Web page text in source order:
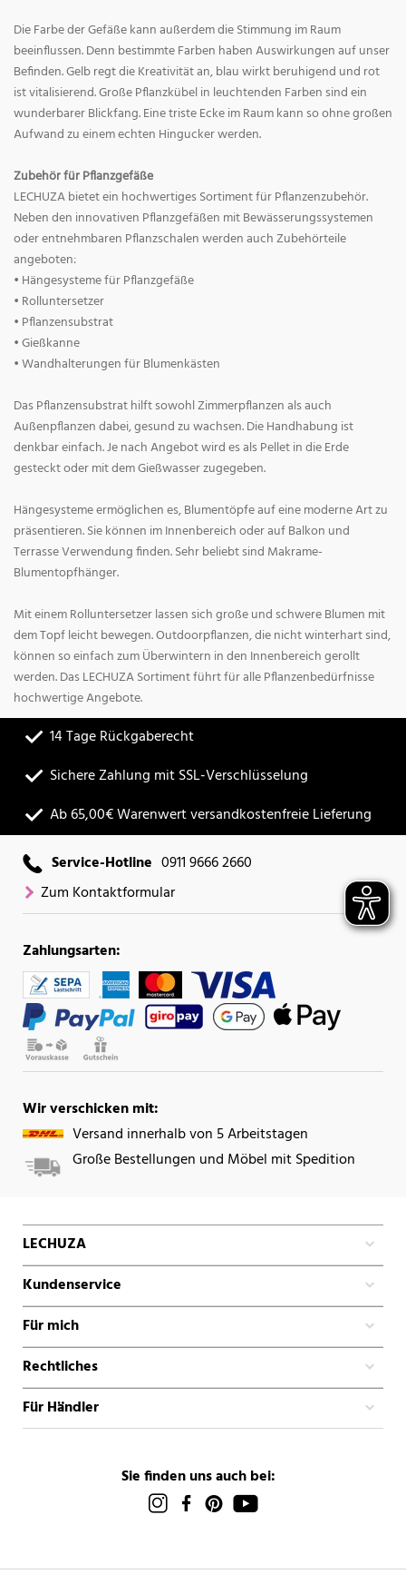
Die Farbe der Gefäße kann außerdem die Stimmung im Raum
beeinflussen. Denn bestimmte Farben haben Auswirkungen auf unser
Befinden. Gelb regt die Kreativität an, blau wirkt beruhigend und rot
ist vitalisierend. Große Pflanzkübel in leuchtenden Farben sind ein
wunderbarer Blickfang. Eine triste Ecke im Raum kann so ohne großen
Aufwand zu einem echten Hingucker werden.
Zubehör für Pflanzgefäße
LECHUZA bietet ein hochwertiges Sortiment für Pflanzenzubehör.
Neben den innovativen Pflanzgefäßen mit Bewässerungssystemen
oder entnehmbaren Pflanzschalen werden auch Zubehörteile
angeboten:
• Hängesysteme für Pflanzgefäße
• Rolluntersetzer
• Pflanzensubstrat
• Gießkanne
• Wandhalterungen für Blumenkästen
Das Pflanzensubstrat hilft sowohl Zimmerpflanzen als auch
Außenpflanzen dabei, gesund zu wachsen. Die Handhabung ist
denkbar einfach. Je nach Angebot wird es als Pellet in die Erde
gesteckt oder mit dem Gießwasser zugegeben.
Hängesysteme ermöglichen es, Blumentöpfe auf eine moderne Art zu
präsentieren. Sie können im Innenbereich oder auf Balkon und
Terrasse Verwendung finden. Sehr beliebt sind Makrame-
Blumentopfhänger.
Mit einem Rolluntersetzer lassen sich große und schwere Blumen mit
dem Topf leicht bewegen. Outdoorpflanzen, die nicht winterhart sind,
können so einfach zum Überwintern in den Innenbereich gerollt
werden. Das LECHUZA Sortiment führt für alle Pflanzenbedürfnisse
hochwertige Angebote.
14 Tage Rückgaberecht
Sichere Zahlung mit SSL-Verschlüsselung
Ab 65,00€ Warenwert versandkostenfreie Lieferung
Service-Hotline 0911 9666 2660
Zum Kontaktformular
Zahlungsarten:
Wir verschicken mit:
Versand innerhalb von 5 Arbeitstagen
Große Bestellungen und Möbel mit Spedition
LECHUZA
Kundenservice
Für mich
Rechtliches
Für Händler
Sie finden uns auch bei: